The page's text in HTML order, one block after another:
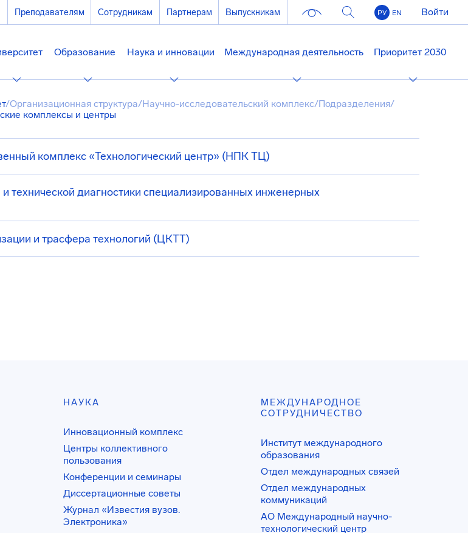
Преподавателям Сотрудникам Партнерам Выпускникам РУ EN Войти
Образование Наука и инновации Международная деятельность Приоритет 2030
/Организационная структура/Научно-исследовательский комплекс/Подразделения/
комплексы и центры
комплекс «Технологический центр» (НПК ТЦ)
и технической диагностики специализированных инженерных
и трасфера технологий (ЦКТТ)
НАУКА
Инновационный комплекс
Центры коллективного
пользования
Конференции и семинары
Диссертационные советы
Журнал «Известия вузов.
Электроника»
МЕЖДУНАРОДНОЕ
СОТРУДНИЧЕСТВО
Институт международного
образования
Отдел международных связей
Отдел международных
коммуникаций
АО Международный научно-
технологический центр